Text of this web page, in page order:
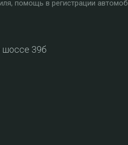
помощь в регистрации
шоссе 39б